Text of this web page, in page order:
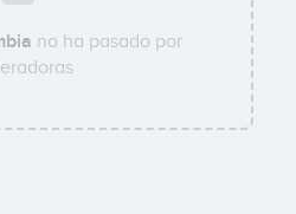
no ha pasado por